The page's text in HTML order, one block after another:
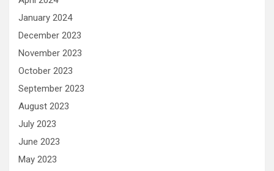
January 2024
December 2023
November 2023
October 2023
September 2023
August 2023
July 2023
June 2023
May 2023